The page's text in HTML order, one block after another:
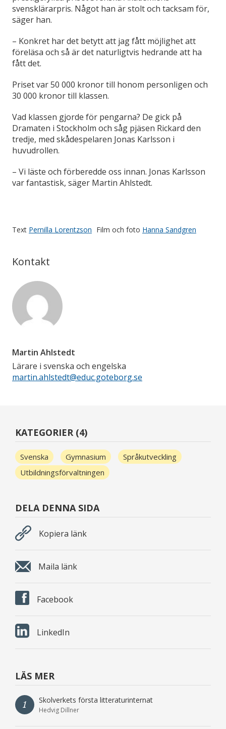
svensklärarpris. Något han är stolt och tacksam för,
säger han.
– Konkret har det betytt att jag fått möjlighet att
föreläsa och så är det naturligtvis hedrande att ha
fått det.
Priset var 50 000 kronor till honom personligen och
30 000 kronor till klassen.
Vad klassen gjorde för pengarna? De gick på
Dramaten i Stockholm och såg pjäsen Rickard den
tredje, med skådespelaren Jonas Karlsson i
huvudrollen.
– Vi läste och förberedde oss innan. Jonas Karlsson
var fantastisk, säger Martin Ahlstedt.
Text Pernilla Lorentzson Film och foto Hanna Sandgren
Kontakt
Martin Ahlstedt
Lärare i svenska och engelska
martin.ahlstedt@educ.goteborg.se
KATEGORIER (4)
Svenska Gymnasium
Språkutveckling
Utbildningsförvaltningen
DELA DENNA SIDA
Kopiera länk
Maila länk
Facebook
LinkedIn
LÄS MER
1 Skolverkets första litteraturinternat
Hedvig Dillner